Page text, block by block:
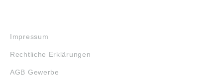
Impressum
Rechtliche Erklärungen
AGB Gewerbe